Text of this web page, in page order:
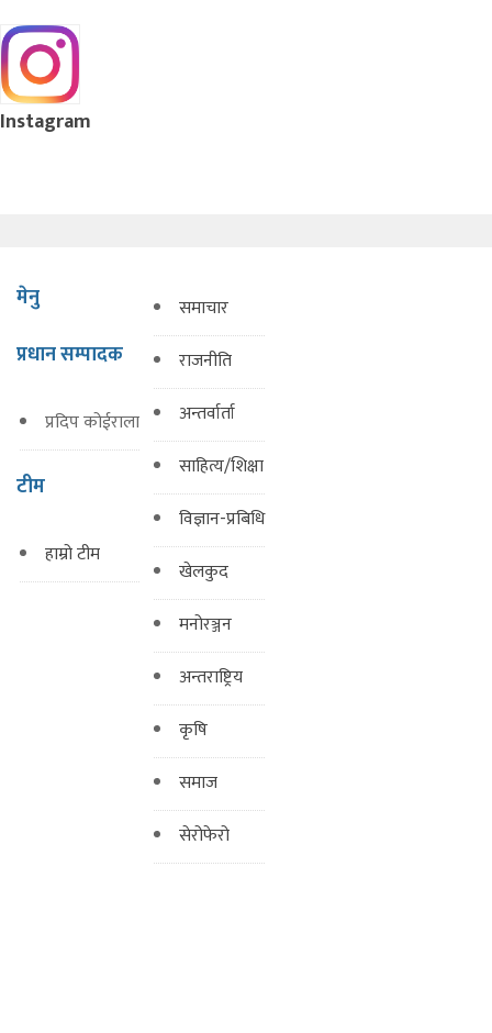
Instagram
मेनु
प्रधान सम्पादक
प्रदिप कोईराला
टीम
हाम्रो टीम
समाचार
राजनीति
अन्तर्वार्ता
साहित्य/शिक्षा
विज्ञान-प्रबिधि
खेलकुद
मनोरञ्जन
अन्तराष्ट्रिय
कृषि
समाज
सेरोफेरो